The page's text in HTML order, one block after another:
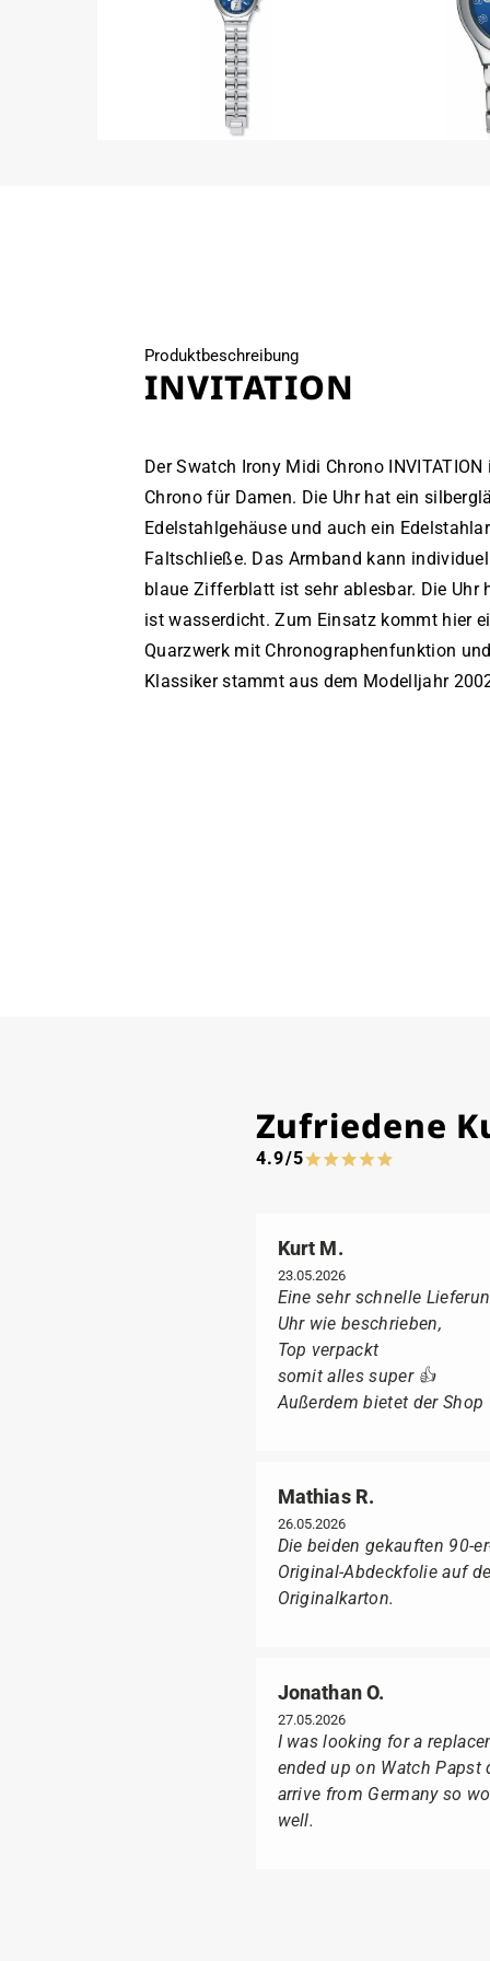
Produktbeschreibung
INVITATION
Der Swatch Irony Midi Chrono
Chrono für Damen. Die Uhr hat ein
Edelstahlgehäuse und auch ein
Faltschließe. Das Armband kann
blaue Zifferblatt ist sehr ablesbar. Die Uhr
ist wasserdicht. Zum Einsatz kommt hier
Quarzwerk mit Chronographenfunktion
Klassiker stammt aus dem Modelljahr
Zufriedene
4.9/5
Kurt M.
23.05.2026
Eine sehr schnelle
Uhr wie beschrieben,
Top verpackt
somit alles super 👍
Außerdem bietet der
Mathias R.
26.05.2026
Die beiden gekauften 90-
Original-Abdeckfolie auf
Originalkarton.
Jonathan O.
27.05.2026
I was looking for a
ended up on Watch
arrive from Germany so
well.